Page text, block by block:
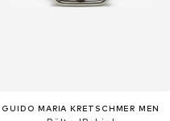
GUIDO MARIA KRETSCHMER MEN